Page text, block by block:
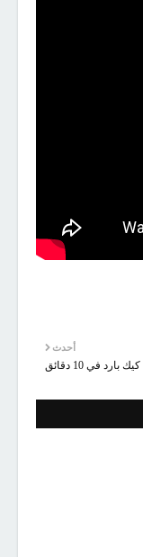
أحدث
كيك بارد في 10 دقائق